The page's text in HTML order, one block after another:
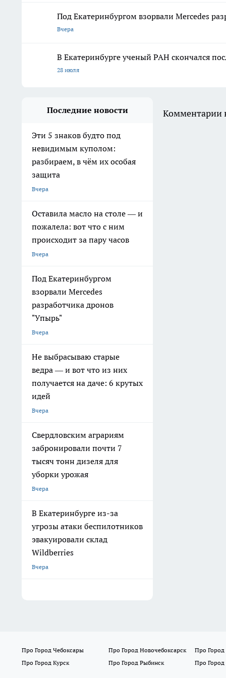
Под Екатеринбургом взорвали Mercedes
Вчера
В Екатеринбурге ученый РАН скончался
28 июля
Последние новости
Эти 5 знаков будто под
невидимым куполом:
разбираем, в чём их особая
защита
Вчера
Оставила масло на столе — и
пожалела: вот что с ним
происходит за пару часов
Вчера
Под Екатеринбургом
взорвали Mercedes
разработчика дронов
"Упырь"
Вчера
Не выбрасываю старые
ведра — и вот что из них
получается на даче: 6 крутых
идей
Вчера
Свердловским аграриям
забронировали почти 7
тысяч тонн дизеля для
уборки урожая
Вчера
В Екатеринбурге из-за
угрозы атаки беспилотников
эвакуировали склад
Wildberries
Вчера
Комментарии
Про Город Чебоксары Про Город Новочебоксарск
Про Город
Про Город Курск
Про Город Рыбинск Про